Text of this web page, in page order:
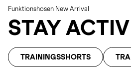
Funktionshosen New Arrival
STAY
TRAININGSSHORTS